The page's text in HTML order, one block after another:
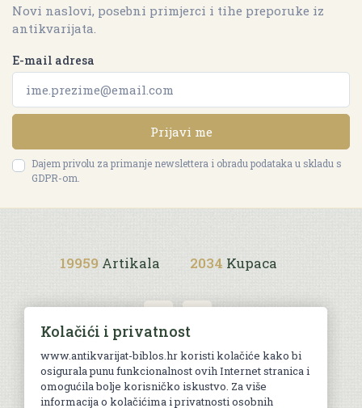
Novi naslovi, posebni primjerci i tihe preporuke iz
antikvarijata.
E-mail adresa
Prijavi me
Dajem privolu za primanje newslettera i obradu podataka u skladu s
GDPR-om.
19959 Artikala 2034 Kupaca
Uvjeti kupnje
Kolačići i privatnost
www.antikvarijat-biblos.hr koristi kolačiće kako bi
osigurala punu funkcionalnost ovih Internet stranica i
omogućila bolje korisničko iskustvo. Za više
informacija o kolačićima i privatnosti osobnih